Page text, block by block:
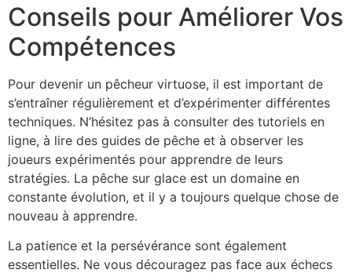
Conseils pour Améliorer Vos
Compétences
Pour devenir un pêcheur virtuose, il est important de
s’entraîner régulièrement et d’expérimenter différentes
techniques. N’hésitez pas à consulter des tutoriels en
ligne, à lire des guides de pêche et à observer les
joueurs expérimentés pour apprendre de leurs
stratégies. La pêche sur glace est un domaine en
constante évolution, et il y a toujours quelque chose de
nouveau à apprendre.
La patience et la persévérance sont également
essentielles. Ne vous découragez pas face aux échecs